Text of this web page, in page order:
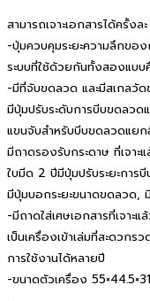
was:
฿
สามารถเจาะเอกสารได้ครั้
-ปุ่มควบคุมระยะความลึกของ
ระบบที่ใช้ด้วยกันทั้งสองแบบ
-มีที่จับขดลวด และมีสเกล
มีปุ่มปรับระดับการบีบขดลวด
แขนจับสำหรับบีบขดลวดแยก
มีถาดรองรับกระดาษ ที่เจาะ
ใบมีด 2 ปีมีปุ่มปรับระยะการ
มีปุ่มบอกระยะขนาดขดลวด
-มีถาดใส่เศษเอกสารที่เจาะ
เป็นเครื่องเข้าเล่มที่สะดวกร
การใช้งานได้หลายปี
-ขนาดตัวเครื่อง